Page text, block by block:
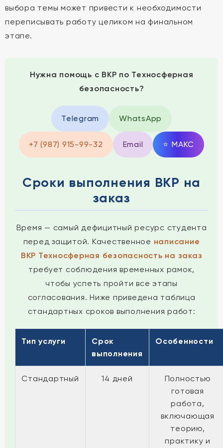
выбора темы может привести к необходимости
переписывать работу целиком на финальном
этапе.
Нужна помощь с ВКР по Техносферная
безопасность?
Telegram WhatsApp
+7 (987) 915-99-32 Email ⭐ MAКС
Сроки выполнения ВКР на
заказ
Время — самый дефицитный ресурс студента
перед защитой. Качественное написание
ВКР Техносферная безопасность на заказ
требует соблюдения временных рамок,
чтобы успеть пройти все этапы
согласования. Ниже приведена таблица
стандартных сроков выполнения работ:
Тип услуги
Срок
выполнения
Особенности
Стандартный 14 дней
Полностью
готовая
работа,
включающая
теорию,
практику и